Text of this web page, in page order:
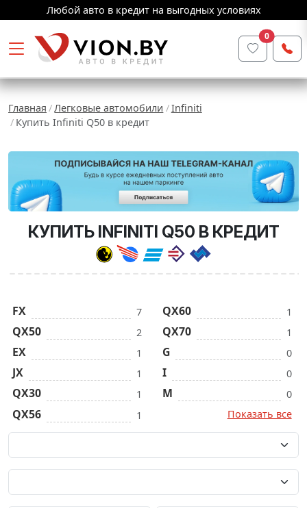
Любой авто в кредит на выгодных условиях
0
Главная Легковые автомобили
Infiniti
Купить Infiniti Q50 в кредит
КУПИТЬ INFINITI Q50 В КРЕДИТ
FX 7
QX50 2
EX 1
JX 1
QX30 1
QX56 1
QX60 1
QX70 1
G 0
I 0
M
0
Показать все